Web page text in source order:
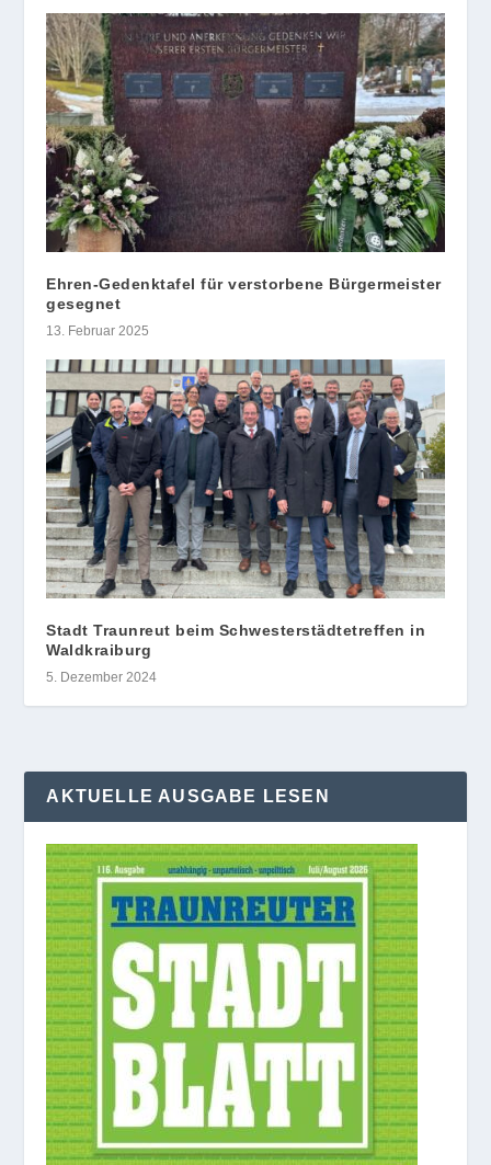
Ehren-Gedenktafel für verstorbene Bürgermeister
gesegnet
13. Februar 2025
Stadt Traunreut beim Schwesterstädtetreffen in
Waldkraiburg
5. Dezember 2024
AKTUELLE AUSGABE LESEN